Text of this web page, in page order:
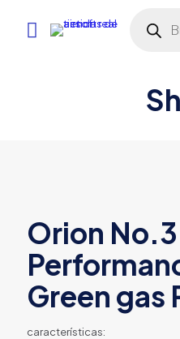
Orion No.3
Green gas
características: